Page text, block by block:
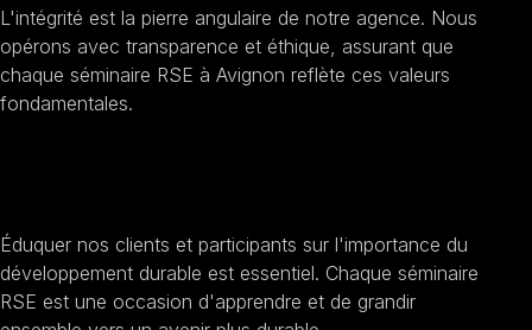
L'intégrité est la pierre angulaire de notre agence. Nous
opérons avec transparence et éthique, assurant que
chaque séminaire RSE à Avignon reflète ces valeurs
fondamentales.
Éduquer nos clients et participants sur l'importance du
développement durable est essentiel. Chaque séminaire
RSE est une occasion d'apprendre et de grandir